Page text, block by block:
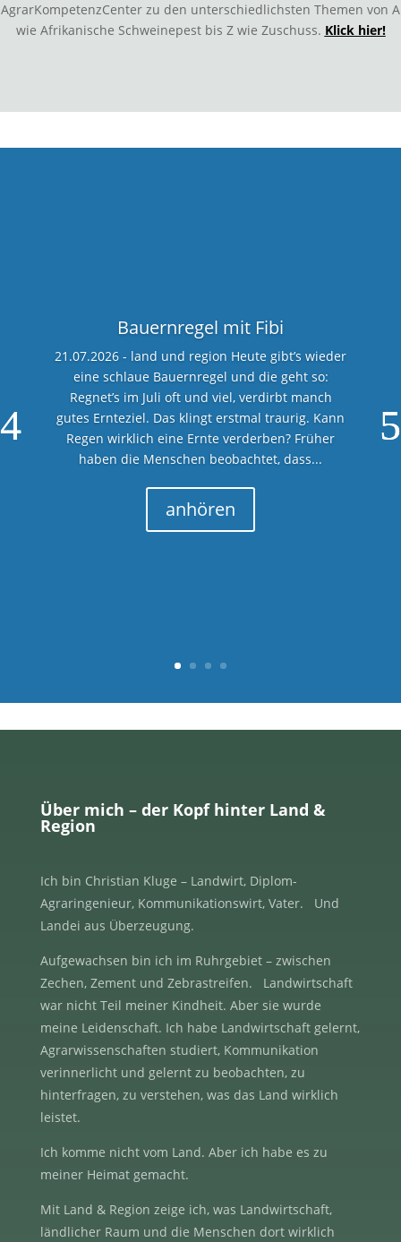
AgrarKompetenzCenter zu den unterschiedlichsten Themen von A
wie Afrikanische Schweinepest bis Z wie Zuschuss. Klick hier!
Bauernregel mit Fibi
21.07.2026 - land und region Heute gibt’s wieder
eine schlaue Bauernregel und die geht so:
Regnet’s im Juli oft und viel, verdirbt manch
gutes Ernteziel. Das klingt erstmal traurig. Kann
Regen wirklich eine Ernte verderben? Früher
haben die Menschen beobachtet, dass...
anhören
Über mich – der Kopf hinter Land &
Region
Ich bin Christian Kluge – Landwirt, Diplom-
Agraringenieur, Kommunikationswirt, Vater. Und
Landei aus Überzeugung.
Aufgewachsen bin ich im Ruhrgebiet – zwischen
Zechen, Zement und Zebrastreifen. Landwirtschaft
war nicht Teil meiner Kindheit. Aber sie wurde
meine Leidenschaft. Ich habe Landwirtschaft gelernt,
Agrarwissenschaften studiert, Kommunikation
verinnerlicht und gelernt zu beobachten, zu
hinterfragen, zu verstehen, was das Land wirklich
leistet.
Ich komme nicht vom Land. Aber ich habe es zu
meiner Heimat gemacht.
Mit Land & Region zeige ich, was Landwirtschaft,
ländlicher Raum und die Menschen dort wirklich